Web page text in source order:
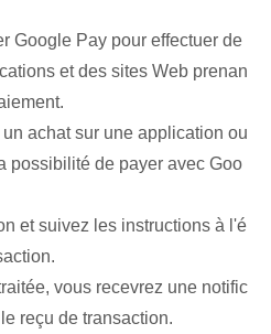
Google Pay pour effectuer de
et des sites Web prenan
achat sur une application ou
possibilité de payer avec Goo
et suivez les instructions à l'é
vous recevrez une notific
reçu de transaction.